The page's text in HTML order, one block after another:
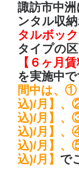
諏訪市中
ンタル収
タルボック
タイプの
【６ヶ月
を実施中で
間中は、①
込)/月】、
込)/月】、
込)/月】、
込)/月】、
込)/月】 で